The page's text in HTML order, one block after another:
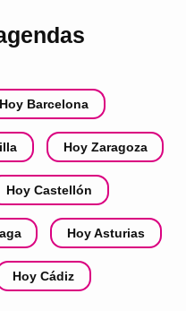
Hoy Barcelona
Hoy Zaragoza
Hoy Castellón
Hoy Asturias
Hoy Cádiz